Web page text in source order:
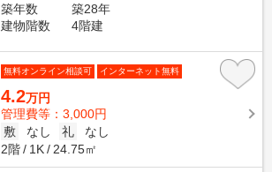
築年数
築28年
建物階数
4階建
無料オンライン相談可 インターネット無料
4.2万円
管理費等：3,000円
敷
なし 礼
なし
2階
1K 24.75㎡